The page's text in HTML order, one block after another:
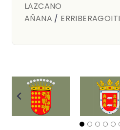
LAZCANO
AÑANA / ERRIBERAGOITI